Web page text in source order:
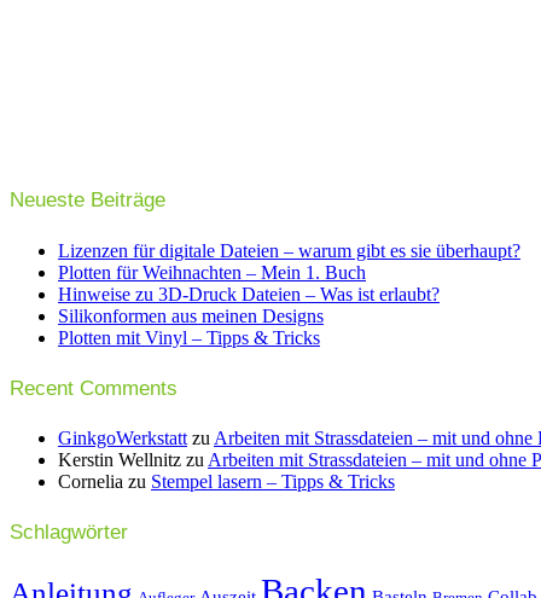
Neueste Beiträge
Lizenzen für digitale Dateien – warum gibt es sie überhaupt?
Plotten für Weihnachten – Mein 1. Buch
Hinweise zu 3D-Druck Dateien – Was ist erlaubt?
Silikonformen aus meinen Designs
Plotten mit Vinyl – Tipps & Tricks
Recent Comments
GinkgoWerkstatt zu Arbeiten mit Strassdateien – mit und ohne
Kerstin Wellnitz zu Arbeiten mit Strassdateien – mit und ohne
Cornelia zu Stempel lasern – Tipps & Tricks
Schlagwörter